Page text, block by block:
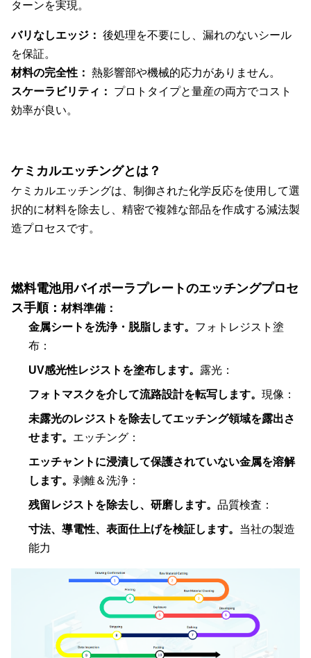
ターンを実現。
バリなしエッジ： 後処理を不要にし、漏れのないシール
を保証。
材料の完全性： 熱影響部や機械的応力がありません。
スケーラビリティ：
プロトタイプと量産の両方でコスト
効率が良い。
ケミカルエッチングとは？
ケミカルエッチングは、制御された化学反応を使用して選
択的に材料を除去し、精密で複雑な部品を作成する減法製
造プロセスです。
燃料電池用バイポーラプレートのエッチングプロセ
ス手順：材料準備：
金属シートを洗浄・脱脂します。 フォトレジスト塗
布：
UV感光性レジストを塗布します。 露光：
フォトマスクを介して流路設計を転写します。 現像：
未露光のレジストを除去してエッチング領域を露出さ
せます。 エッチング：
エッチャントに浸漬して保護されていない金属を溶解
します。 剥離＆洗浄：
残留レジストを除去し、研磨します。 品質検査：
寸法、導電性、表面仕上げを検証します。 当社の製造
能力